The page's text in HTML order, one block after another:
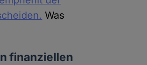
Was
finanziellen